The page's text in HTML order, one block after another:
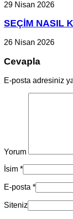
29 Nisan 2026
SEÇİM NASIL
26 Nisan 2026
Cevapla
E-posta adresiniz
Yorum
İsim *
E-posta *
Siteniz